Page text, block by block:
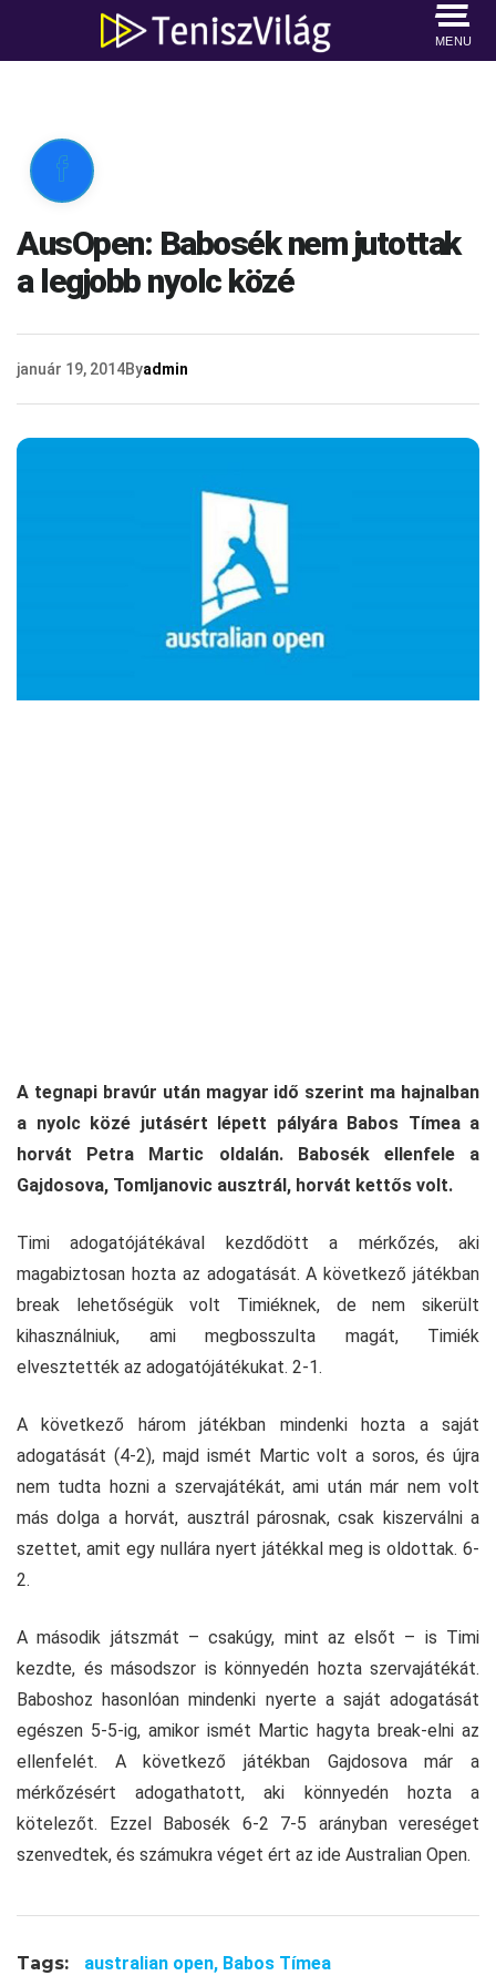
MENU

AusOpen: Babosék nem jutottak
a legjobb nyolc közé
január 19, 2014Byadmin
A tegnapi bravúr után magyar idő szerint ma hajnalban
a nyolc közé jutásért lépett pályára Babos Tímea a
horvát Petra Martic oldalán. Babosék ellenfele a
Gajdosova, Tomljanovic ausztrál, horvát kettős volt.
Timi adogatójátékával kezdődött a mérkőzés, aki
magabiztosan hozta az adogatását. A következő játékban
break lehetőségük volt Timiéknek, de nem sikerült
kihasználniuk, ami megbosszulta magát, Timiék
elvesztették az adogatójátékukat. 2-1.
A következő három játékban mindenki hozta a saját
adogatását (4-2), majd ismét Martic volt a soros, és újra
nem tudta hozni a szervajátékát, ami után már nem volt
más dolga a horvát, ausztrál párosnak, csak kiszerválni a
szettet, amit egy nullára nyert játékkal meg is oldottak. 6-
2.
A második játszmát – csakúgy, mint az elsőt – is Timi
kezdte, és másodszor is könnyedén hozta szervajátékát.
Baboshoz hasonlóan mindenki nyerte a saját adogatását
egészen 5-5-ig, amikor ismét Martic hagyta break-elni az
ellenfelét. A következő játékban Gajdosova már a
mérkőzésért adogathatott, aki könnyedén hozta a
kötelezőt. Ezzel Babosék 6-2 7-5 arányban vereséget
szenvedtek, és számukra véget ért az ide Australian Open.
Tags: australian open, Babos Tímea